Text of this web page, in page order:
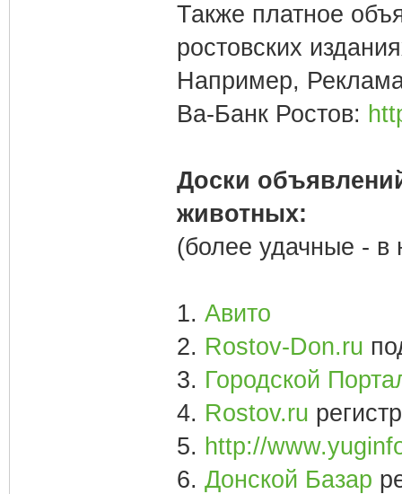
Также платное
ростовских
Например,
Ва-Банк Ростов:
Доски
животных:
(более удачные - в
1. Авито
2. Rostov-Don.ru
3. Городской
4. Rostov.ru
5. http://
6. Донской Базар